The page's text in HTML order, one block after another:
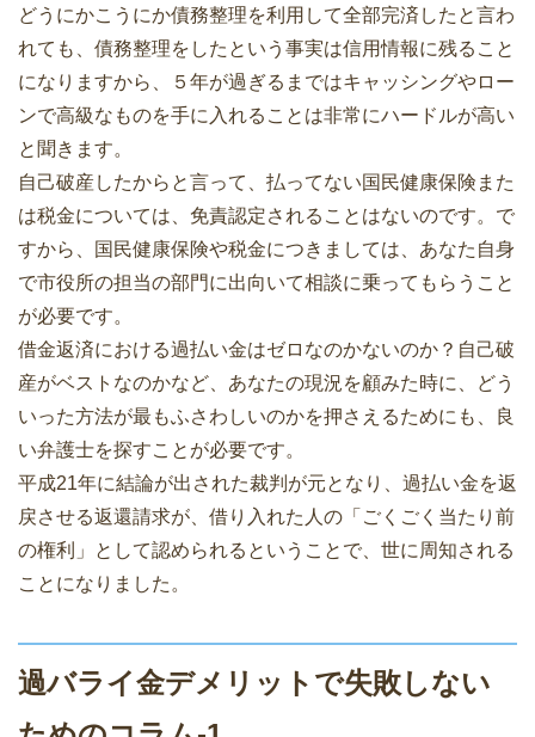
どうにかこうにか債務整理を利用して全部完済したと言わ
れても、債務整理をしたという事実は信用情報に残ること
になりますから、５年が過ぎるまではキャッシングやロー
ンで高級なものを手に入れることは非常にハードルが高い
と聞きます。
自己破産したからと言って、払ってない国民健康保険また
は税金については、免責認定されることはないのです。で
すから、国民健康保険や税金につきましては、あなた自身
で市役所の担当の部門に出向いて相談に乗ってもらうこと
が必要です。
借金返済における過払い金はゼロなのかないのか？自己破
産がベストなのかなど、あなたの現況を顧みた時に、どう
いった方法が最もふさわしいのかを押さえるためにも、良
い弁護士を探すことが必要です。
平成21年に結論が出された裁判が元となり、過払い金を返
戻させる返還請求が、借り入れた人の「ごくごく当たり前
の権利」として認められるということで、世に周知される
ことになりました。
過バライ金デメリットで失敗しない